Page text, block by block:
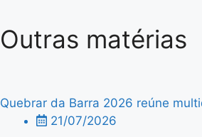
Outras matérias
Quebrar da Barra 2026 reúne
21/07/2026